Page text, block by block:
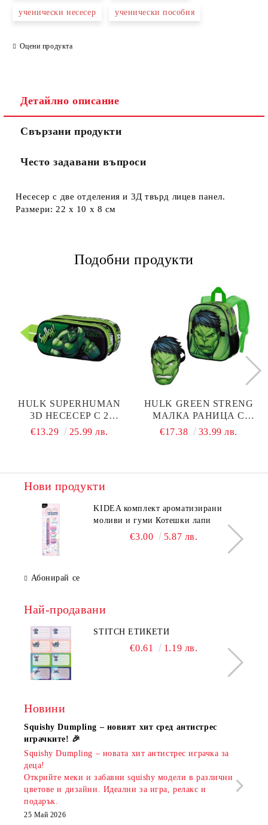
ученически несесер ученически пособия
Оцени продукта
Детайлно описание
Свързани продукти
Често задавани въпроси
Несесер с две отделения и 3Д твърд лицев панел.
Размери: 22 х 10 х 8 см
Подобни продукти
HULK SUPERHUMAN
3D НЕСЕСЕР С 2
ОТДЕЛЕНИЯ
€13.29 25.99 лв.
HULK GREEN STRENG
МАЛКА РАНИЦА С
МАСКА
€17.38 33.99 лв.
Нови продукти
KIDEA комплект ароматизирани
моливи и гуми Котешки лапи
€3.00 5.87 лв.
Абонирай се
Най-продавани
STITCH ЕТИКЕТИ
€0.61 1.19 лв.
Новини
Squishy Dumpling – новият хит сред антистрес
играчките! 🎉
Squishy Dumpling – новата хит антистрес играчка за
деца!
Открийте меки и забавни squishy модели в различни
цветове и дизайни. Идеални за игра, релакс и
подарък.
25 Май 2026